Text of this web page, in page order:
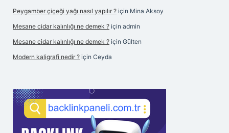
Peygamber çiçeği yağı nasıl yapılır ? için Mina Aksoy
Mesane cidar kalınlığı ne demek ? için admin
Mesane cidar kalınlığı ne demek ? için Gülten
Modern kaligrafi nedir ? için Ceyda